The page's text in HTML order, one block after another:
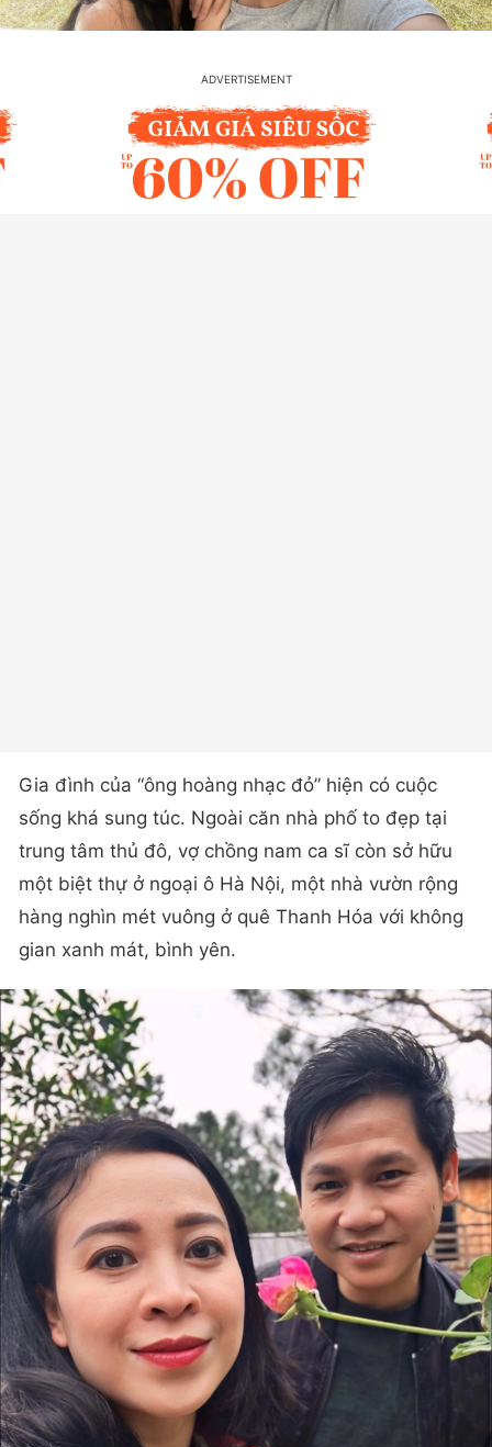
Gia đình của “ông hoàng nhạc đỏ” hiện có cuộc
sống khá sung túc. Ngoài căn nhà phố to đẹp tại
trung tâm thủ đô, vợ chồng nam ca sĩ còn sở hữu
một biệt thự ở ngoại ô Hà Nội, một nhà vườn rộng
hàng nghìn mét vuông ở quê Thanh Hóa với không
gian xanh mát, bình yên.